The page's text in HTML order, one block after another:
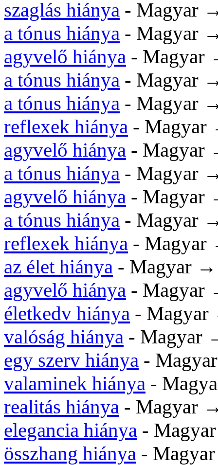
szaglás hiánya - Magyar
a tónus hiánya - Magyar
agyvelő hiánya - Magyar
a tónus hiánya - Magyar
a tónus hiánya - Magyar
reflexek hiánya - Magyar
agyvelő hiánya - Magyar
a tónus hiánya - Magyar
agyvelő hiánya - Magyar
a tónus hiánya - Magyar
reflexek hiánya - Magyar
az élet hiánya - Magyar
agyvelő hiánya - Magyar
életkedv hiánya -
valóság hiánya - Magyar
egy szerv hiánya -
valaminek hiánya -
realitás hiánya - Magyar
elegancia hiánya -
összhang hiánya -